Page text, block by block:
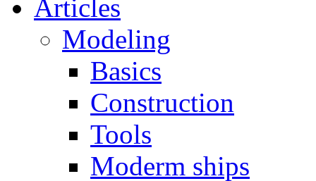
Articles
Modeling
Basics
Construction
Tools
Moderm ships